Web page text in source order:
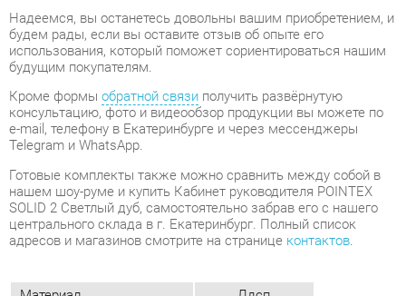
Кроме формы получить развёрнутую
консультацию, фото и видеообзор продукции вы можете по
e-mail, телефону в Екатеринбурге и через мессенджеры
Telegram и WhatsApp.
нашем шоу-руме и купить Кабинет руководителя POINTEX
SOLID 2 Светлый дуб, самостоятельно забрав его с нашего
центрального склада в г. Екатеринбург. Полный список
адресов и магазинов смотрите на странице
Материал
Лдсп
Цвет
Светлый дуб
Типы столов
Прямоугольные
Стиль мебели
Современный